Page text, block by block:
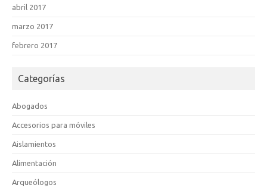
abril 2017
marzo 2017
febrero 2017
Categorías
Abogados
Accesorios para móviles
Aislamientos
Alimentación
Arqueólogos